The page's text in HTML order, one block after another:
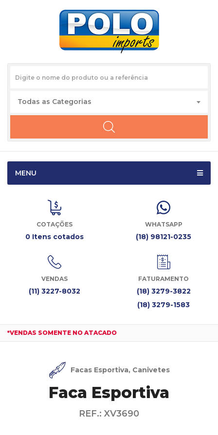
Todas as Categorias
MENU
COTAÇÕES
0 Itens cotados
WHATSAPP
(18) 98121-0235
VENDAS
(11) 3227-8032
FATURAMENTO
(18) 3279-3822
(18) 3279-1583
*VENDAS SOMENTE NO ATACADO
Facas Esportiva, Canivetes
Faca Esportiva
REF.: XV3690